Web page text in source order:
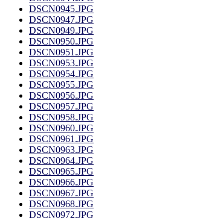
DSCN0945.JPG
DSCN0947.JPG
DSCN0949.JPG
DSCN0950.JPG
DSCN0951.JPG
DSCN0953.JPG
DSCN0954.JPG
DSCN0955.JPG
DSCN0956.JPG
DSCN0957.JPG
DSCN0958.JPG
DSCN0960.JPG
DSCN0961.JPG
DSCN0963.JPG
DSCN0964.JPG
DSCN0965.JPG
DSCN0966.JPG
DSCN0967.JPG
DSCN0968.JPG
DSCN0972.JPG